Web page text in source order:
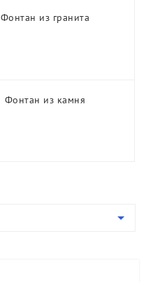
Фонтан из гранита
Фонтан из камня